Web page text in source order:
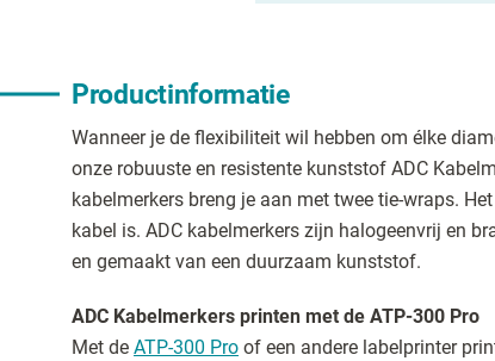
Productinformatie
Wanneer je de flexibiliteit wil hebben om élke
onze robuuste en resistente kunststof ADC
kabelmerkers breng je aan met twee tie-wraps.
kabel is. ADC kabelmerkers zijn halogeenvrij en
en gemaakt van een duurzaam kunststof.
ADC Kabelmerkers printen met de ATP-300 Pro
Met de ATP-300 Pro of een andere labelprinter